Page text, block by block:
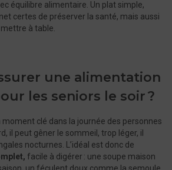
équilibre alimentaire. Un plat simple,
certes de préserver la santé, mais aussi
à table.
une alimentation
les seniors le soir ?
moment clé dans la journée des personnes
il peut gêner le sommeil, trop léger, il
nocturnes. L’idéal est donc de
facile à digérer : une soupe maison